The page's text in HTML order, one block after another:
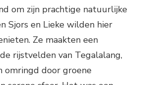
om zijn prachtige natuurlijke
Sjors en Lieke wilden hier
Ze maakten een
rijstvelden van Tegalalang,
omringd door groene